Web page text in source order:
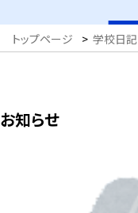
トップページ > 学校日記
お知らせ